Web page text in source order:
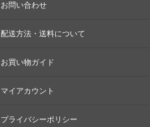
お問い合わせ
配送方法・送料について
お買い物ガイド
マイアカウント
プライバシーポリシー